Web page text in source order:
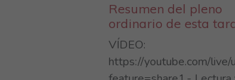
Resumen del pleno
ordinario de esta
VÍDEO:
https://youtube.com/